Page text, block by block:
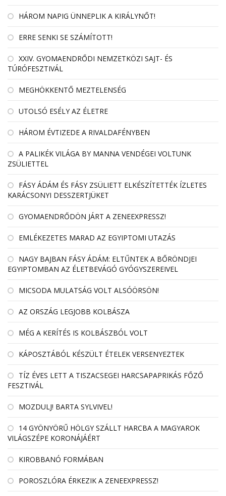
HÁROM NAPIG ÜNNEPLIK A KIRÁLYNŐT!
ERRE SENKI SE SZÁMÍTOTT!
XXIV. GYOMAENDRŐDI NEMZETKÖZI SAJT- ÉS
TÚRÓFESZTIVÁL
MEGHÖKKENTŐ MEZTELENSÉG
UTOLSÓ ESÉLY AZ ÉLETRE
HÁROM ÉVTIZEDE A RIVALDAFÉNYBEN
A PALIKÉK VILÁGA BY MANNA VENDÉGEI VOLTUNK
ZSÜLIETTEL
FÁSY ÁDÁM ÉS FÁSY ZSÜLIETT ELKÉSZÍTETTÉK ÍZLETES
KARÁCSONYI DESSZERTJÜKET
GYOMAENDRŐDÖN JÁRT A ZENEEXPRESSZ!
EMLÉKEZETES MARAD AZ EGYIPTOMI UTAZÁS
NAGY BAJBAN FÁSY ÁDÁM: ELTŰNTEK A BŐRÖNDJEI
EGYIPTOMBAN AZ ÉLETBEVÁGÓ GYÓGYSZEREIVEL
MICSODA MULATSÁG VOLT ALSÓÖRSÖN!
AZ ORSZÁG LEGJOBB KOLBÁSZA
MÉG A KERÍTÉS IS KOLBÁSZBÓL VOLT
KÁPOSZTÁBÓL KÉSZÜLT ÉTELEK VERSENYEZTEK
TÍZ ÉVES LETT A TISZACSEGEI HARCSAPAPRIKÁS FŐZŐ
FESZTIVÁL
MOZDULJ! BARTA SYLVIVEL!
14 GYÖNYÖRŰ HÖLGY SZÁLLT HARCBA A MAGYAROK
VILÁGSZÉPE KORONÁJÁÉRT
KIROBBANÓ FORMÁBAN
POROSZLÓRA ÉRKEZIK A ZENEEXPRESSZ!